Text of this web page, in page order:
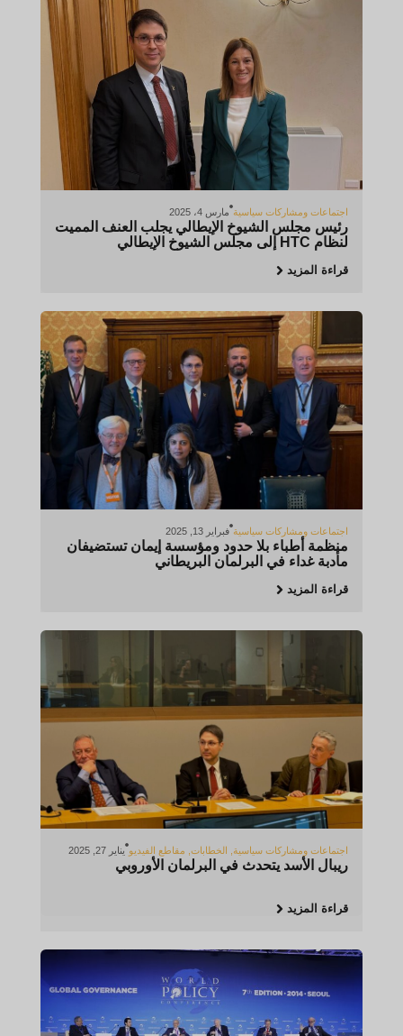
اجتماعات ومشاركات سياسية مارس 4، 2025
رئيس مجلس الشيوخ الإيطالي يجلب العنف المميت
لنظام HTC إلى مجلس الشيوخ الإيطالي
قراءة المزيد
اجتماعات ومشاركات سياسية فبراير 13, 2025
منظمة أطباء بلا حدود ومؤسسة إيمان تستضيفان
مأدبة غداء في البرلمان البريطاني
قراءة المزيد
اجتماعات ومشاركات سياسية, الخطابات, مقاطع الفيديو يناير 27, 2025
ريبال الأسد يتحدث في البرلمان الأوروبي
قراءة المزيد